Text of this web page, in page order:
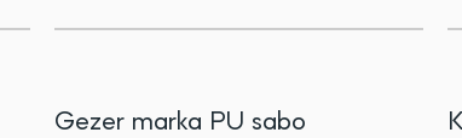
Gezer marka PU sabo